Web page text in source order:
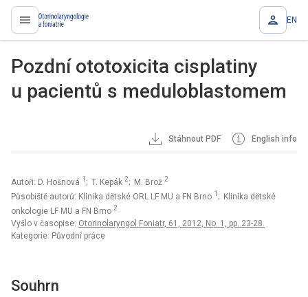
proLékaře.cz EN
Pozdní ototoxicita cisplatiny
u pacientů s meduloblastomem
Stáhnout PDF English info
Autoři: D. Hošnová 1 ; T. Kepák 2; M. Brož 2
Působiště autorů: Klinika dětské ORL LF MU a FN Brno 1 ; Klinika dětské
onkologie LF MU a FN Brno 2
Vyšlo v časopise: Otorinolaryngol Foniatr, 61, 2012, No. 1, pp. 23-28.
Kategorie: Původní práce
Souhrn